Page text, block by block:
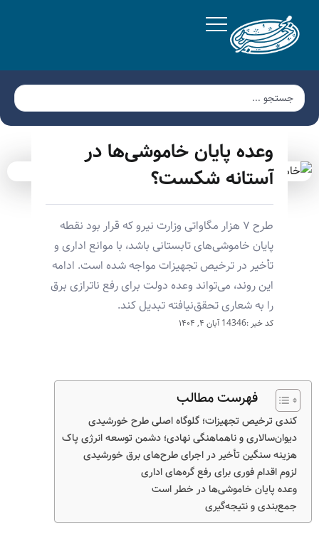
وعده پایان خاموشی‌ها در
آستانه شکست؟
طرح ۷ هزار مگاواتی وزارت نیرو که قرار بود نقطه
پایان خاموشی‌های تابستانی باشد، با موانع اداری و
تأخیر در ترخیص تجهیزات مواجه شده است. ادامه
این روند، می‌تواند وعده دولت برای رفع ناترازی برق
را به شعاری تحقق‌نیافته تبدیل کند.
کد خبر :14346 آبان ۴, ۱۴۰۴
فهرست مطالب
کندی ترخیص تجهیزات؛ گلوگاه اصلی طرح خورشیدی
دیوان‌سالاری و ناهماهنگی نهادی؛ دشمن توسعه انرژی پاک
هزینه سنگین تأخیر در اجرای طرح‌های برق خورشیدی
لزوم اقدام فوری برای رفع گره‌های اداری
وعده پایان خاموشی‌ها در خطر است
جمع‌بندی و نتیجه‌گیری